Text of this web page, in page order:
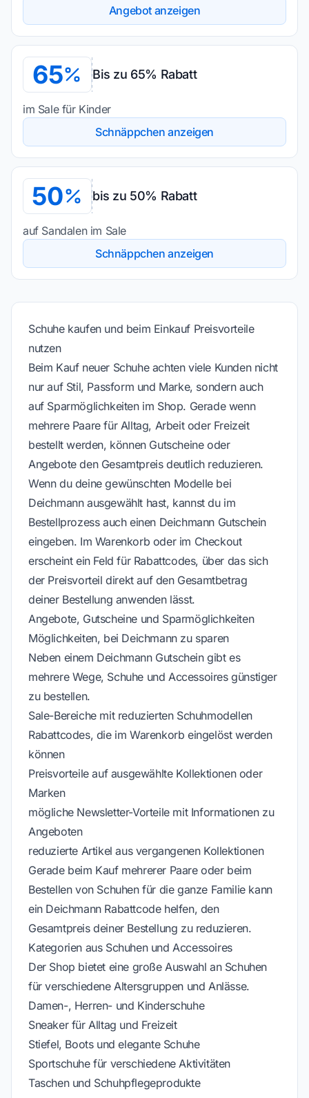
Angebot anzeigen
65 Bis zu 65% Rabatt
im Sale für Kinder
Schnäppchen anzeigen
50 bis zu 50% Rabatt
auf Sandalen im Sale
Schnäppchen anzeigen
Schuhe kaufen und beim Einkauf Preisvorteile
nutzen
Beim Kauf neuer Schuhe achten viele Kunden nicht
nur auf Stil, Passform und Marke, sondern auch
auf Sparmöglichkeiten im Shop. Gerade wenn
mehrere Paare für Alltag, Arbeit oder Freizeit
bestellt werden, können Gutscheine oder
Angebote den Gesamtpreis deutlich reduzieren.
Wenn du deine gewünschten Modelle bei
Deichmann ausgewählt hast, kannst du im
Bestellprozess auch einen Deichmann Gutschein
eingeben. Im Warenkorb oder im Checkout
erscheint ein Feld für Rabattcodes, über das sich
der Preisvorteil direkt auf den Gesamtbetrag
deiner Bestellung anwenden lässt.
Angebote, Gutscheine und Sparmöglichkeiten
Möglichkeiten, bei Deichmann zu sparen
Neben einem Deichmann Gutschein gibt es
mehrere Wege, Schuhe und Accessoires günstiger
zu bestellen.
Sale-Bereiche mit reduzierten Schuhmodellen
Rabattcodes, die im Warenkorb eingelöst werden
können
Preisvorteile auf ausgewählte Kollektionen oder
Marken
mögliche Newsletter-Vorteile mit Informationen zu
Angeboten
reduzierte Artikel aus vergangenen Kollektionen
Gerade beim Kauf mehrerer Paare oder beim
Bestellen von Schuhen für die ganze Familie kann
ein Deichmann Rabattcode helfen, den
Gesamtpreis deiner Bestellung zu reduzieren.
Kategorien aus Schuhen und Accessoires
Der Shop bietet eine große Auswahl an Schuhen
für verschiedene Altersgruppen und Anlässe.
Damen-, Herren- und Kinderschuhe
Sneaker für Alltag und Freizeit
Stiefel, Boots und elegante Schuhe
Sportschuhe für verschiedene Aktivitäten
Taschen und Schuhpflegeprodukte